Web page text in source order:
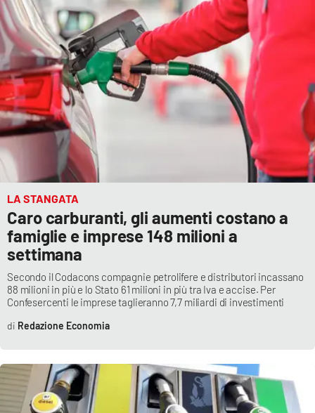
LA STANGATA
Caro carburanti, gli aumenti costano a
famiglie e imprese 148 milioni a
settimana
Secondo il Codacons compagnie petrolifere e distributori incassano
88 milioni in più e lo Stato 61 milioni in più tra Iva e accise. Per
Confesercenti le imprese taglieranno 7,7 miliardi di investimenti
Redazione Economia